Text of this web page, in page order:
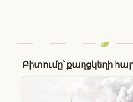
Բիտումը՝ քաղցկեղի